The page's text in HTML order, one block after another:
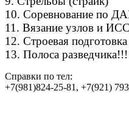
10. Соревнование по
11. Вязание узлов и
12. Строевая подготовка
13. Полоса
Справки по тел:
+7(981)824-25-81, +7(921)